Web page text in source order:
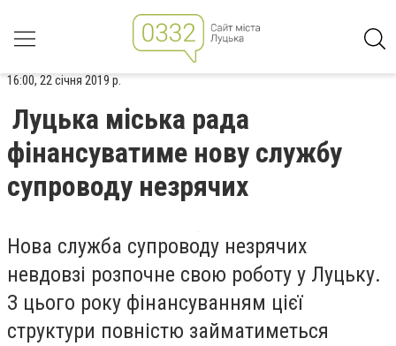
16:00, 22 січня 2019 р.
Луцька міська рада
фінансуватиме нову службу
супроводу незрячих
Нова служба супроводу незрячих
невдовзі розпочне свою роботу у Луцьку.
З цього року фінансуванням цієї
структури повністю займатиметься